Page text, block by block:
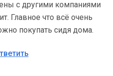
с другими компаниями
Главное что всё очень
покупать сидя дома.